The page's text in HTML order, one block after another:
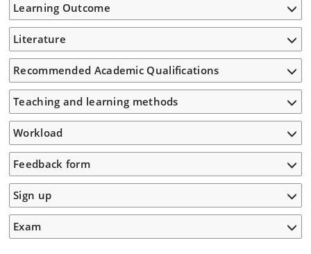
Learning Outcome
Literature
Recommended Academic Qualifications
Teaching and learning methods
Workload
Feedback form
Sign up
Exam